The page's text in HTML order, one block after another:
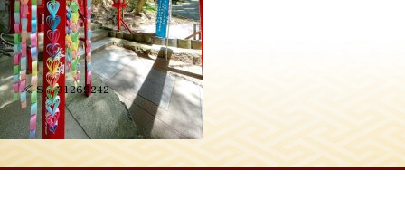
投
稿
ナ
ビ
≪S__31269242